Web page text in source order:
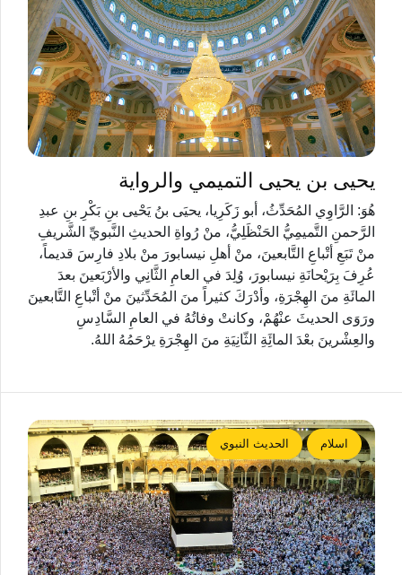
يحيى بن يحيى التميمي والرواية
هُوَ: الرَّاوِي المُحَدِّثُ، أبو زَكَرِيا، يحيَى بنُ يَحْيى بنِ بَكْرِ بنِ عبدِ
الرَّحمنِ التَّميمِيُّ الحَنْظَلِيُّ، منْ رُواةِ الحديثِ النَّبويِّ الشَّريفِ
منْ تَبَعِ أتْباعِ التَّابعينَ، منْ أهلِ نيسابورَ منْ بلادِ فارِسَ قديماً،
عُرِفَ بِرَيْحانَةِ نيسابورَ، وُلِدَ في العامِ الثَّانِي والأرْبَعينَ بعدَ
المائَةِ منَ الهِجْرَةِ، وأدْرَكَ كثيراً منَ المُحَدِّثينَ منْ أتْباعِ التَّابعينَ
ورَوَى الحديثَ عنْهُمْ، وكانتْ وفاتُهُ في العامِ السَّادِسِ
والعِشْرينَ بعْدَ المائَِةِ الثّانِيَةِ منَ الهِجْرَةِ يرْحَمُهُ اللهُ.
اسلام الحديث النبوي